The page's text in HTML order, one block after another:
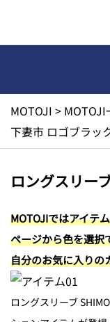
MOTOJI > MOTOJI
下妻市 ロゴブラッ
ロングスリー
MOTOJIではアイテ
ページから色を選択
自分のお気に入りの
ロングスリーブ